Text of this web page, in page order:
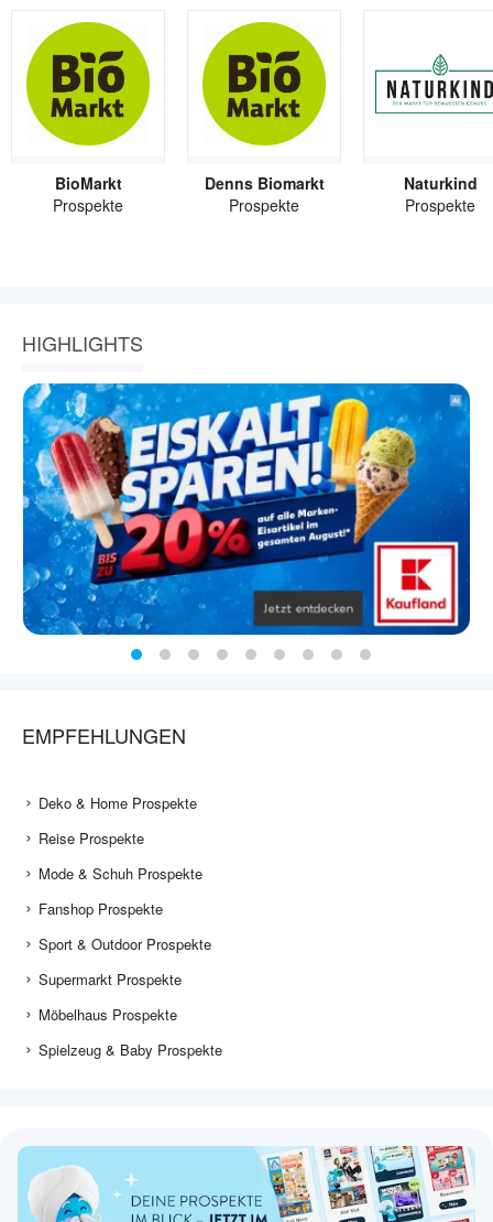
BioMarkt
Prospekte
Denns Biomarkt
Prospekte
Naturkind
Prospekte
HIGHLIGHTS
EMPFEHLUNGEN
Deko & Home Prospekte
Reise Prospekte
Mode & Schuh Prospekte
Fanshop Prospekte
Sport & Outdoor Prospekte
Supermarkt Prospekte
Möbelhaus Prospekte
Spielzeug & Baby Prospekte